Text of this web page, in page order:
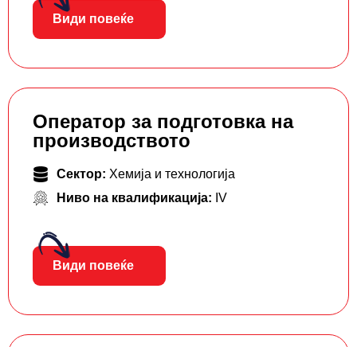
Види повеќе
Оператор за подготовка на
производството
Сектор: Хемија и технологија
Ниво на квалификација: IV
Види повеќе